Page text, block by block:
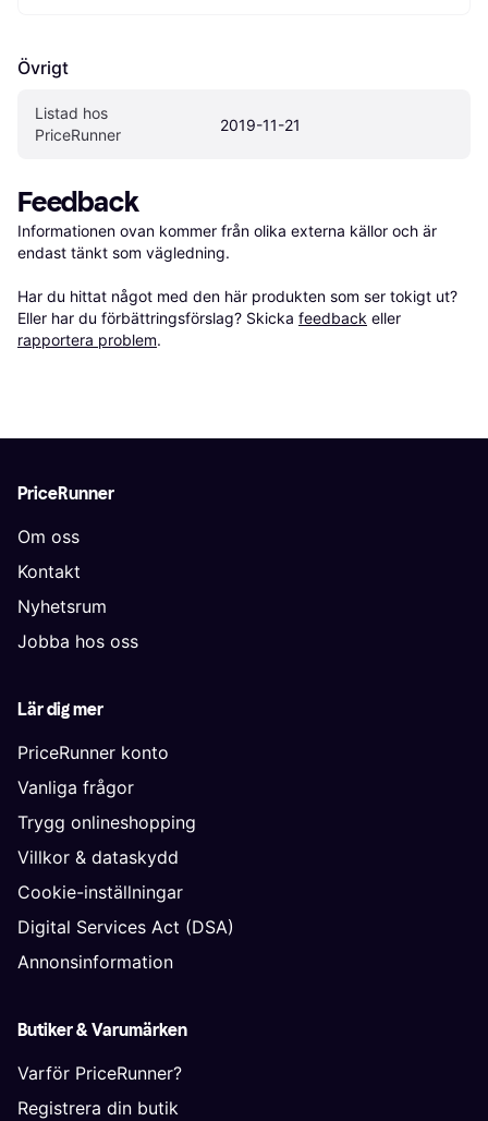
Övrigt
Listad hos
PriceRunner
2019-11-21
Feedback
Informationen ovan kommer från olika externa källor och är
endast tänkt som vägledning.
Har du hittat något med den här produkten som ser tokigt ut?
Eller har du förbättringsförslag? Skicka feedback eller
rapportera problem.
PriceRunner
Om oss
Kontakt
Nyhetsrum
Jobba hos oss
Lär dig mer
PriceRunner konto
Vanliga frågor
Trygg onlineshopping
Villkor & dataskydd
Cookie-inställningar
Digital Services Act (DSA)
Annonsinformation
Butiker & Varumärken
Varför PriceRunner?
Registrera din butik